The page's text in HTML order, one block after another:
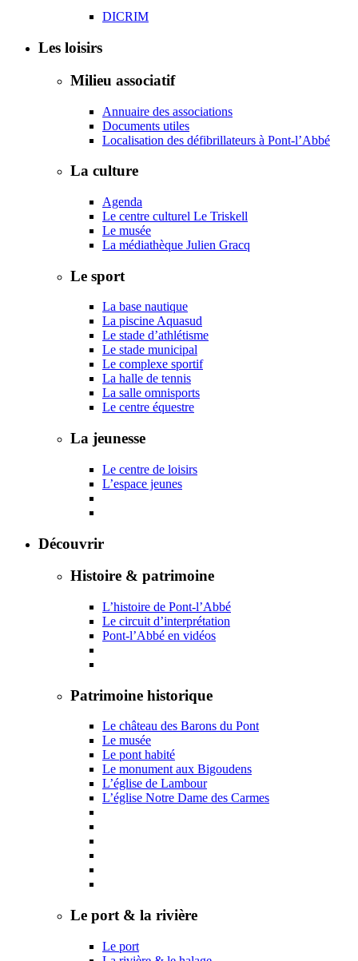
DICRIM
Les loisirs
Milieu associatif
Annuaire des associations
Documents utiles
Localisation des défibrillateurs à Pont-l’Abbé
La culture
Agenda
Le centre culturel Le Triskell
Le musée
La médiathèque Julien Gracq
Le sport
La base nautique
La piscine Aquasud
Le stade d’athlétisme
Le stade municipal
Le complexe sportif
La halle de tennis
La salle omnisports
Le centre équestre
La jeunesse
Le centre de loisirs
L’espace jeunes
Découvrir
Histoire & patrimoine
L’histoire de Pont-l’Abbé
Le circuit d’interprétation
Pont-l’Abbé en vidéos
Patrimoine historique
Le château des Barons du Pont
Le musée
Le pont habité
Le monument aux Bigoudens
L’église de Lambour
L’église Notre Dame des Carmes
Le port & la rivière
Le port